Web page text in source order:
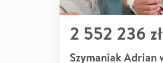
2 552 236 zł